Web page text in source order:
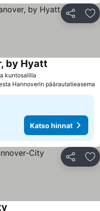
Jaa
kuntosalilla
by Hyatt
Hannoverin päärautatieasema
Katso hinnat
Jaa